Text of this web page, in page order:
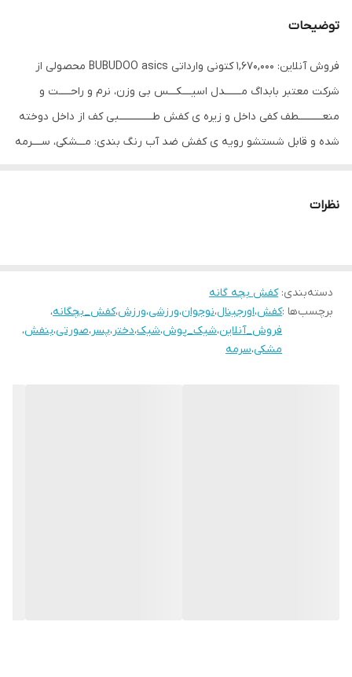
توضیحات
فروش آنلاین: 1,670,000 کتونی وارداتی BUBUDOO asics محصولی از
شرکت معتبر بابداگ مـــــــدل اسیــــکـــس بی وزن، نرم و راحـــــت و
منعــــــــــطف کفی داخل و زیره ی کفش طــــــــــــــبی کف از داخل دوخته
شده و قابل شستشو رویه ی کفش ضد آب رنگ بندی: مـــشکی، ســــرمه
نظرات
دسته‌بندی:کفش بچه گانه
برچسب‌ها :کفش،اورجینال،نوجوان،ورزشی،ورزش،کفش_بچگانه،
فروش_آنلاین،شیک_پوش،شیک،دختر،پسر،صورتی،بنفش،
مشکی،سرمه